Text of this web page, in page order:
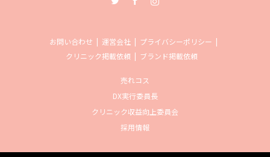
お問い合わせ 運営会社
プライバシーポリシー
クリニック掲載依頼
ブランド掲載依頼
売れコス
DX実行委員長
クリニック収益向上委員会
採用情報